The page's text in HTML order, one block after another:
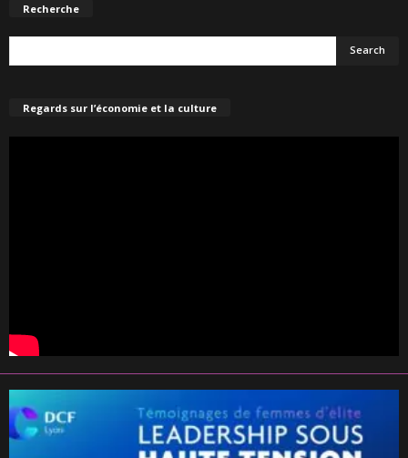
Recherche
Regards sur l’économie et la culture